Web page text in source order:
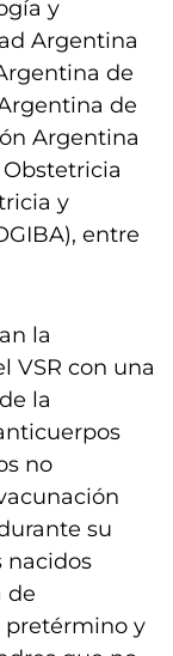
y
Argentina
de
de
Argentina
y
entre
la
VSR con una
la
no
su
nacidos
de
pretérmino y